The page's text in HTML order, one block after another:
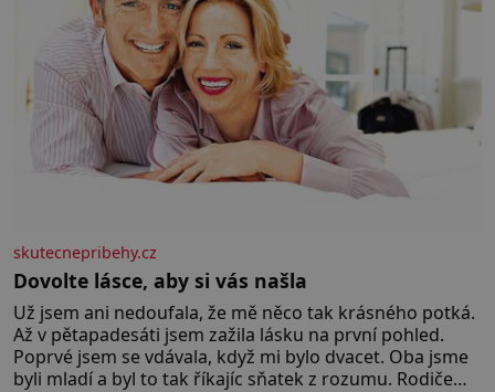
skutecnepribehy.cz
Dovolte lásce, aby si vás našla
Už jsem ani nedoufala, že mě něco tak krásného potká.
Až v pětapadesáti jsem zažila lásku na první pohled.
Poprvé jsem se vdávala, když mi bylo dvacet. Oba jsme
byli mladí a byl to tak říkajíc sňatek z rozumu. Rodiče